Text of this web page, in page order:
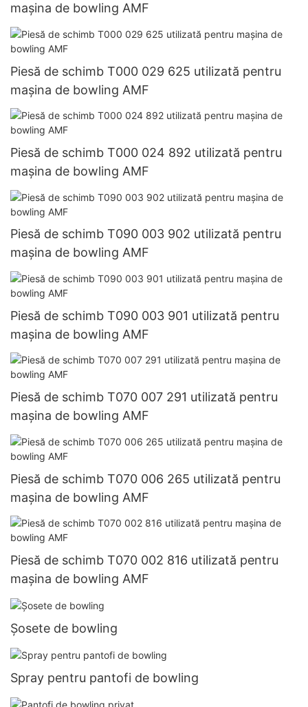
mașina de bowling AMF
Piesă de schimb T000 029 625 utilizată pentru
mașina de bowling AMF
Piesă de schimb T000 024 892 utilizată pentru
mașina de bowling AMF
Piesă de schimb T090 003 902 utilizată pentru
mașina de bowling AMF
Piesă de schimb T090 003 901 utilizată pentru
mașina de bowling AMF
Piesă de schimb T070 007 291 utilizată pentru
mașina de bowling AMF
Piesă de schimb T070 006 265 utilizată pentru
mașina de bowling AMF
Piesă de schimb T070 002 816 utilizată pentru
mașina de bowling AMF
Șosete de bowling
Spray pentru pantofi de bowling